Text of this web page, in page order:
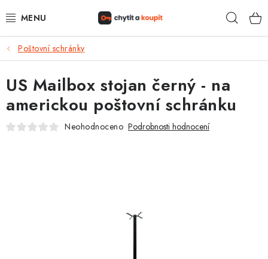
na
DŮM, BYT, ZAHRADA
ZÁMEČNICTVÍ - ZABEZPEČENÍ
KANCELÁŘ
Poštovní schránky
US Mailbox stojan černý - na
americkou poštovní schránku
Neohodnoceno Podrobnosti hodnocení